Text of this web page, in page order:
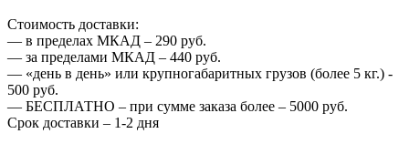
Стоимость доставки:
— в пределах МКАД – 290 руб.
— за пределами МКАД – 440 руб.
— «день в день» или крупногабаритных грузов (более 5 кг.) -
500 руб.
— БЕСПЛАТНО – при сумме заказа более – 5000 руб.
Срок доставки – 1-2 дня